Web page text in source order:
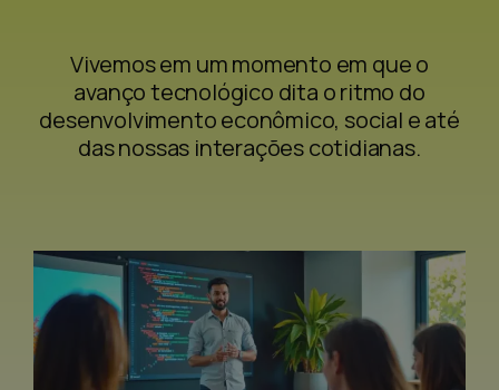
Vivemos em um momento em que o
avanço tecnológico dita o ritmo do
desenvolvimento econômico, social e até
das nossas interações cotidianas.